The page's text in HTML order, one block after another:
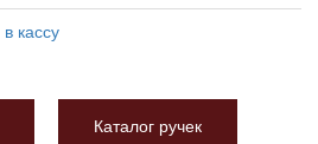
в кассу
Каталог ручек